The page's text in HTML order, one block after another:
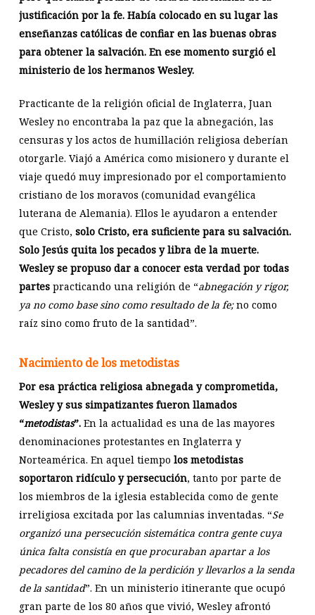
justificación por la fe. Había colocado en su lugar las
enseñanzas católicas de confiar en las buenas obras
para obtener la salvación. En ese momento surgió el
ministerio de los hermanos Wesley.
Practicante de la religión oficial de Inglaterra, Juan
Wesley no encontraba la paz que la abnegación, las
censuras y los actos de humillación religiosa deberían
otorgarle. Viajó a América como misionero y durante el
viaje quedó muy impresionado por el comportamiento
cristiano de los moravos (comunidad evangélica
luterana de Alemania). Ellos le ayudaron a entender
que Cristo, solo Cristo, era suficiente para su salvación.
Solo Jesús quita los pecados y libra de la muerte.
Wesley se propuso dar a conocer esta verdad por todas
partespracticando una religión de “abnegación y rigor,
ya no como base sino como resultado de la fe;no como
raíz sino como fruto de la santidad”.
Nacimiento de los metodistas
Por esa práctica religiosa abnegada y comprometida,
Wesley y sus simpatizantes fueron llamados
“metodistas”.En la actualidad es una de las mayores
denominaciones protestantes en Inglaterra y
Norteamérica. En aquel tiempo los metodistas
soportaron ridículo y persecución, tanto por parte de
los miembros de la iglesia establecida como de gente
irreligiosa excitada por las calumnias inventadas. “Se
organizó una persecución sistemática contra gente cuya
única falta consistía en que procuraban apartar a los
pecadores del camino de la perdición y llevarlos a la senda
de la santidad”. En un ministerio itinerante que ocupó
gran parte de los 80 años que vivió, Wesley afrontó